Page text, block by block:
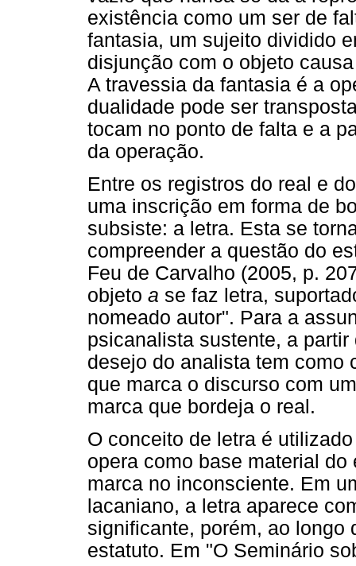
existência como um ser de
fantasia, um sujeito dividido
disjunção com o objeto
A travessia da fantasia é a
dualidade pode ser
tocam no ponto de falta e a
da operação.
Entre os registros do real e
uma inscrição em forma de
subsiste: a letra. Esta se
compreender a questão do
Feu de Carvalho (2005, p.
objeto a se faz letra,
nomeado autor". Para a
psicanalista sustente, a
desejo do analista tem como
que marca o discurso com
marca que bordeja o real.
O conceito de letra é
opera como base material
marca no inconsciente. Em
lacaniano, a letra aparece
significante, porém, ao longo
estatuto. Em "O Seminário